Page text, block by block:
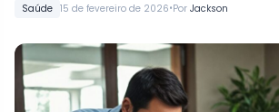
Saúde 15 de fevereiro de 2026•Por Jackson